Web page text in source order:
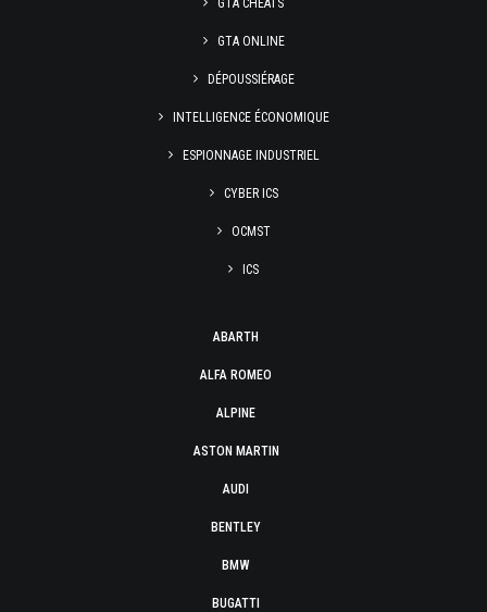
GTA CHEATS
GTA ONLINE
DÉPOUSSIÉRAGE
INTELLIGENCE ÉCONOMIQUE
ESPIONNAGE INDUSTRIEL
CYBER ICS
OCMST
ICS
ABARTH
ALFA ROMEO
ALPINE
ASTON MARTIN
AUDI
BENTLEY
BMW
BUGATTI